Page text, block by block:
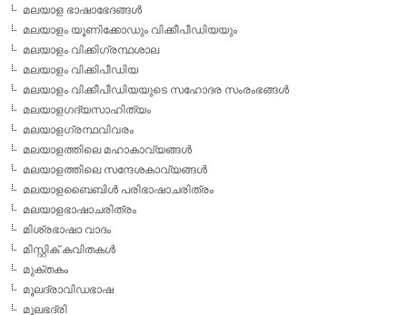
മലയാള ഭാഷാഭേദങ്ങള്‍
മലയാളം യൂണിക്കോഡും വിക്കീപീഡിയയും
മലയാളം വിക്കിഗ്രന്ഥശാല
മലയാളം വിക്കിപീഡിയ
മലയാളം വിക്കീപീഡിയയുടെ സഹോദര സംരംഭങ്ങള്‍
മലയാളഗദ്യസാഹിത്യം
മലയാളഗ്രന്ഥവിവരം
മലയാളത്തിലെ മഹാകാവ്യങ്ങള്‍
മലയാളത്തിലെ സന്ദേശകാവ്യങ്ങള്‍
മലയാളബൈബിള്‍ പരിഭാഷാചരിത്രം
മലയാളഭാഷാചരിത്രം
മിശ്രഭാഷാ വാദം
മിസ്റ്റിക് കവിതകള്‍
മുക്തകം
മൂലദ്രാവിഡഭാഷ
മൂലഭദ്രി